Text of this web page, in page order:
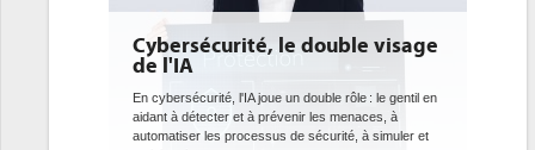
Cybersécurité, le double visage
de l'IA
En cybersécurité, l'IA joue un double rôle : le gentil en
aidant à détecter et à prévenir les menaces, à
automatiser les processus de sécurité, à simuler et